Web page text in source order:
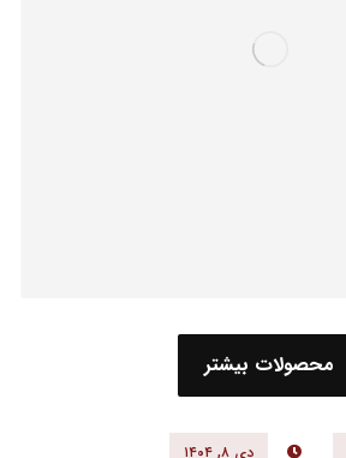
محصولات بیشتر
دی ۸, ۱۴۰۴